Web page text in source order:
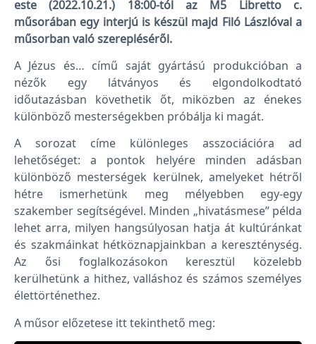
este (2022.10.21.) 18:00-tól az M5 Libretto c.
műsorában egy interjú is készül majd Filó Lászlóval a
műsorban való szerepléséről.
A Jézus és… című saját gyártású produkcióban a
nézők egy látványos és elgondolkodtató
időutazásban követhetik őt, miközben az énekes
különböző mesterségekben próbálja ki magát.
A sorozat címe különleges asszociációra ad
lehetőséget: a pontok helyére minden adásban
különböző mesterségek kerülnek, amelyeket hétről
hétre ismerhetünk meg mélyebben egy-egy
szakember segítségével. Minden „hivatásmese” példa
lehet arra, milyen hangsúlyosan hatja át kultúránkat
és szakmáinkat hétköznapjainkban a kereszténység.
Az ősi foglalkozásokon keresztül közelebb
kerülhetünk a hithez, valláshoz és számos személyes
élettörténethez.
A műsor előzetese itt tekinthető meg: